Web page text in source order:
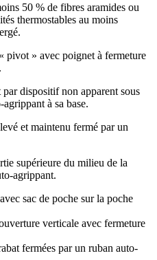
50 % de fibres aramides ou
thermostables au moins
pivot » avec poignet à fermeture
dispositif non apparent sous
à sa base.
et maintenu fermé par un
supérieure du milieu de la
agrippant.
sac de poche sur la poche
verticale avec fermeture
fermées par un ruban auto-